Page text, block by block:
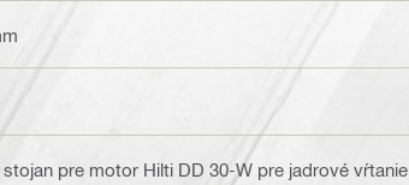
stojan pre motor Hilti DD 30-W pre jadrové vŕtanie